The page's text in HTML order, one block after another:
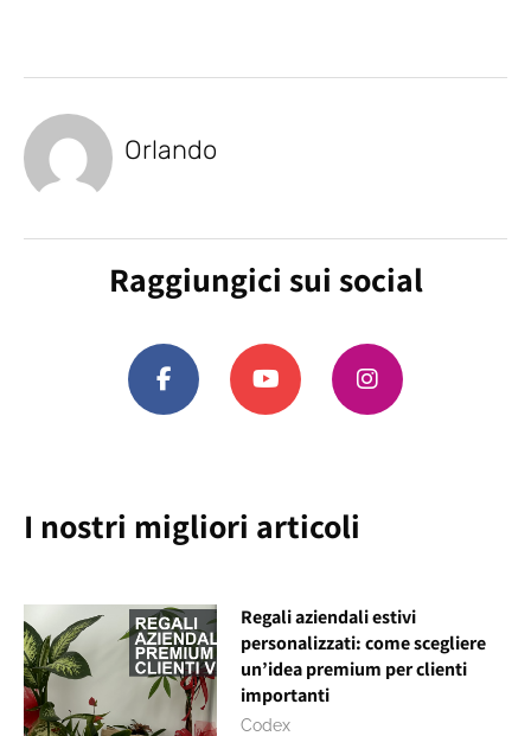
Orlando
Raggiungici sui social
I nostri migliori articoli
Regali aziendali estivi
personalizzati: come scegliere
un’idea premium per clienti
importanti
Codex